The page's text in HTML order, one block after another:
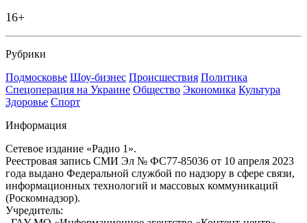
16+
Рубрики
Подмосковье Шоу-бизнес Происшествия Политика
Спецоперация на Украине Общество Экономика Культура
Здоровье Спорт
Информация
Сетевое издание «Радио 1».
Реестровая запись СМИ Эл № ФС77-85036 от 10 апреля 2023
года выдано Федеральной службой по надзору в сфере связи,
информационных технологий и массовых коммуникаций
(Роскомнадзор).
Учредитель: